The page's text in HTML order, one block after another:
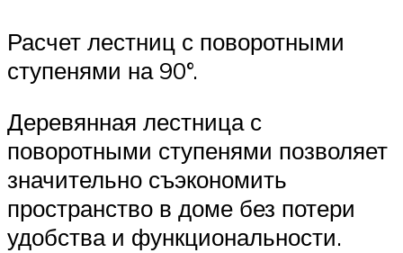
Расчет лестниц с поворотными
ступенями на 90°.
Деревянная лестница с
поворотными ступенями позволяет
значительно съэкономить
пространство в доме без потери
удобства и функциональности.